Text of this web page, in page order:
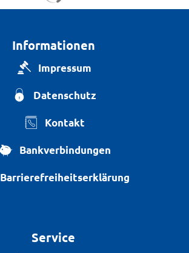
Informationen
Impressum
Datenschutz
Kontakt
Bankverbindungen
Barrierefreiheitserklärung
Service